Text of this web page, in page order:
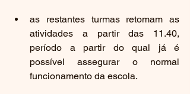
as restantes turmas retomam as
atividades a partir das 11.40,
período a partir do qual já é
possível assegurar o normal
funcionamento da escola.